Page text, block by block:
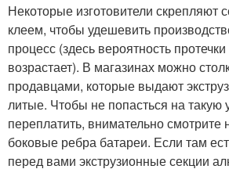
Некоторые изготовители скрепляют
клеем, чтобы удешевить
процесс (здесь вероятность
возрастает). В магазинах можно
продавцами, которые выдают
литые. Чтобы не попасться на такую
переплатить, внимательно смотрите
боковые ребра батареи. Если там
перед вами экструзионные секции